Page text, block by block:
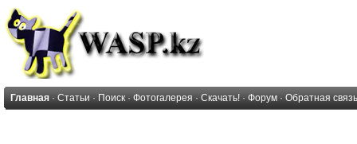
Главная · Статьи · Поиск · Фотогалерея · Скачать! · Форум · Обратная связь